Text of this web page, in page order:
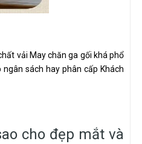
vải May chăn ga gối khá phổ
sách hay phân cấp Khách
cho đẹp mắt và